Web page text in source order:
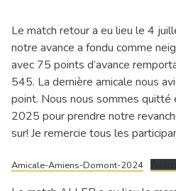
Le match retour a eu lieu le 4
notre avance a fondu comme
avec 75 points d’avance
545. La dernière amicale nous
point. Nous nous sommes quitté
2025 pour prendre notre
sur! Je remercie tous les
Amicale-Amiens-Domont-2024